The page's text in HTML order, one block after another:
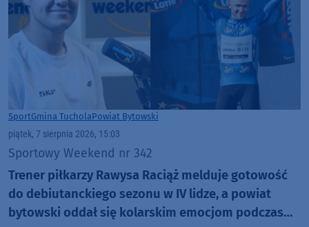
SportGmina TucholaPowiat Bytowski
piątek, 7 sierpnia 2026, 15:03
Sportowy Weekend nr 342
Trener piłkarzy Rawysa Raciąż melduje gotowość
do debiutanckiego sezonu w IV lidze, a powiat
bytowski oddał się kolarskim emocjom podczas